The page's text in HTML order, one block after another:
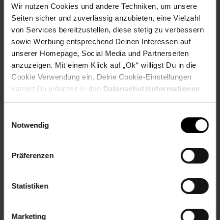
Wir nutzen Cookies und andere Techniken, um unsere
Seiten sicher und zuverlässig anzubieten, eine Vielzahl
von Services bereitzustellen, diese stetig zu verbessern
sowie Werbung entsprechend Deinen Interessen auf
unserer Homepage, Social Media und Partnerseiten
anzuzeigen. Mit einem Klick auf „Ok“ willigst Du in die
Cookie Verwendung ein. Deine Cookie-Einstellungen
kannst Du jederzeit in den Datenschutzinformationen
ändern bzw. widerrufen.
Notwendig
Präferenzen
Statistiken
Marketing
productSafety Name: CRATONI Helmets GmbH
Sonstige Features: Reflektoren, Rücklicht,
Gurtbandführung, Steplock Schloss mit Kinnpolster
Gewählte Variante:
Farbe: Weiß-Herz/rosa glänzend
Größe: XS/S (46-51cm)
Artikelnummer: 2294819000
Artikel gehört zur Kategorie: